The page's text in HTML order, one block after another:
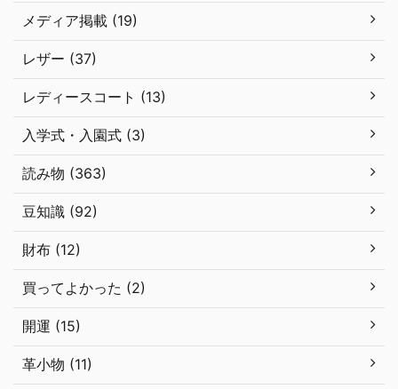
メディア掲載 (19)
レザー (37)
レディースコート (13)
入学式・入園式 (3)
読み物 (363)
豆知識 (92)
財布 (12)
買ってよかった (2)
開運 (15)
革小物 (11)